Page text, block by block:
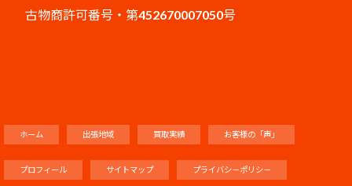
古物商許可番号・第452670007050号
ホーム 出張地域 買取実績 お客様の「声」
プロフィール サイトマップ プライバシ－ポリシ－